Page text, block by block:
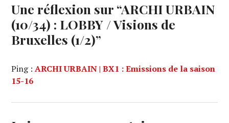
Une réflexion sur “ARCHI URBAIN
(10/34) : LOBBY / Visions de
Bruxelles (1/2)”
Ping :ARCHI URBAIN | BX1 : Emissions de la saison
15-16